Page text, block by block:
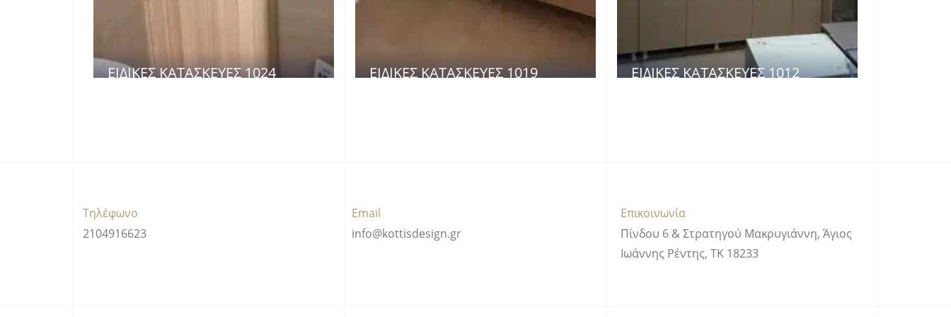
ΕΙΔΙΚΈΣ ΚΑΤΑΣΚΕΥΈΣ 1024 ΕΙΔΙΚΈΣ ΚΑΤΑΣΚΕΥΈΣ 1019 ΕΙΔΙΚΈΣ ΚΑΤΑΣΚΕΥΈΣ 1012
Τηλέφωνο
2104916623
Email
info@kottisdesign.gr
Επικοινωνία
Πίνδου 6 & Στρατηγού Μακρυγιάννη, Άγιος
Ιωάννης Ρέντης, ΤΚ 18233